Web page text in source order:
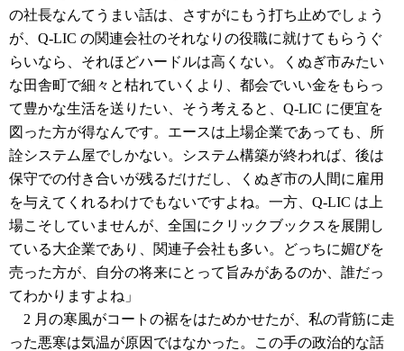
の社長なんてうまい話は、さすがにもう打ち止めでしょう
が、Q-LIC の関連会社のそれなりの役職に就けてもらうぐ
らいなら、それほどハードルは高くない。くぬぎ市みたい
な田舎町で細々と枯れていくより、都会でいい金をもらっ
て豊かな生活を送りたい、そう考えると、Q-LIC に便宜を
図った方が得なんです。エースは上場企業であっても、所
詮システム屋でしかない。システム構築が終われば、後は
保守での付き合いが残るだけだし、くぬぎ市の人間に雇用
を与えてくれるわけでもないですよね。一方、Q-LIC は上
場こそしていませんが、全国にクリックブックスを展開し
ている大企業であり、関連子会社も多い。どっちに媚びを
売った方が、自分の将来にとって旨みがあるのか、誰だっ
てわかりますよね」
2 月の寒風がコートの裾をはためかせたが、私の背筋に走
った悪寒は気温が原因ではなかった。この手の政治的な話